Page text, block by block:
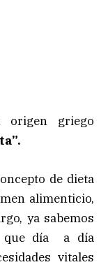
griego
de dieta
alimenticio,
ya sabemos
que día a día
vitales